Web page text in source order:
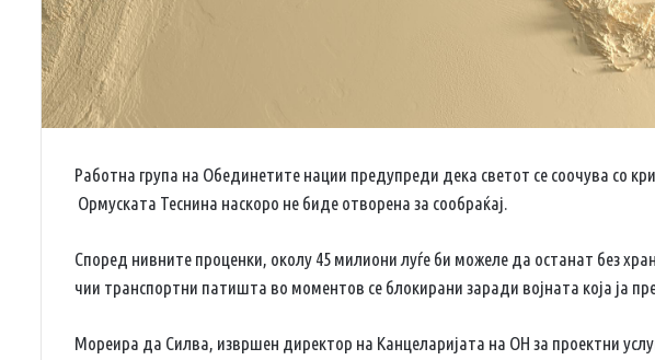
Работна група на Обединетите нации предупреди дека светот се соочува со
Ормуската Теснина наскоро не биде отворена за сообраќај.
Според нивните проценки, околу 45 милиони луѓе би можеле да останат без
чии транспортни патишта во моментов се блокирани заради војната која ја
Мореира да Силва, извршен директор на Канцеларијата на ОН за проектни